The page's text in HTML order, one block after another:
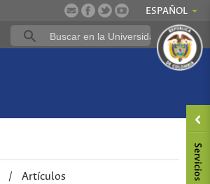
ESPAÑOL
/ Artículos